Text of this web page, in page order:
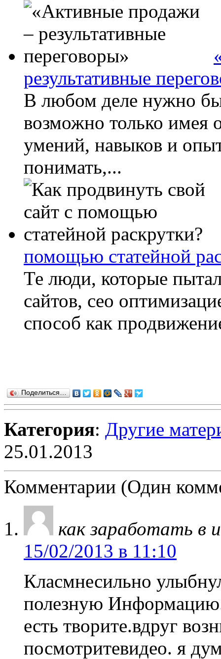
результативные
В любом деле нужно
возможно только имея
умений, навыков и
понимать,...
помощью статейной
Те люди, которые
сайтов, сео
способ как
Поделиться…
Категория: Другие
25.01.2013
Комментарии (Один
как заработать в
15/02/2013 в 11:10
Класмнесильно
полезную
есть творите.вдруг
посмотритевидео. я